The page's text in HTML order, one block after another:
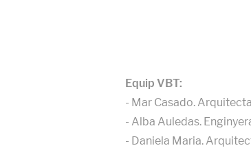
Equip VBT:
- Mar Casado.
- Alba Auledas.
- Daniela Maria.